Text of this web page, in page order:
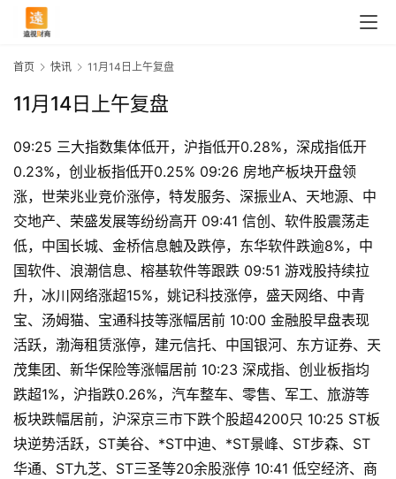
首
页
首页 快讯 11月14日上午复盘
11月14日上午复盘
09:25 三大指数集体低开，沪指低开0.28%，深成指低开
0.23%，创业板指低开0.25% 09:26 房地产板块开盘领
涨，世荣兆业竞价涨停，特发服务、深振业A、天地源、中
交地产、荣盛发展等纷纷高开 09:41 信创、软件股震荡走
低，中国长城、金桥信息触及跌停，东华软件跌逾8%，中
国软件、浪潮信息、榕基软件等跟跌 09:51 游戏股持续拉
升，冰川网络涨超15%，姚记科技涨停，盛天网络、中青
宝、汤姆猫、宝通科技等涨幅居前 10:00 金融股早盘表现
活跃，渤海租赁涨停，建元信托、中国银河、东方证券、天
茂集团、新华保险等涨幅居前 10:23 深成指、创业板指均
跌超1%，沪指跌0.26%，汽车整车、零售、军工、旅游等
板块跌幅居前，沪深京三市下跌个股超4200只 10:25 ST板
块逆势活跃，ST美谷、*ST中迪、*ST景峰、ST步森、ST
华通、ST九芝、ST三圣等20余股涨停 10:41 低空经济、商